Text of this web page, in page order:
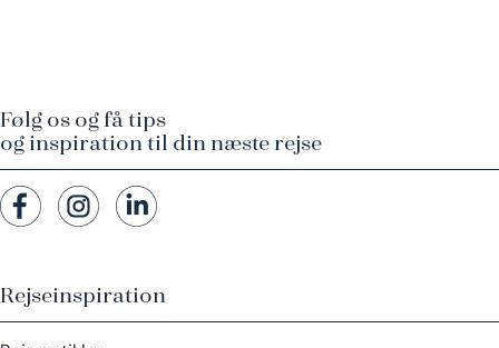
Rejseinspiration
Følg os og få tips
og inspiration til din næste rejse